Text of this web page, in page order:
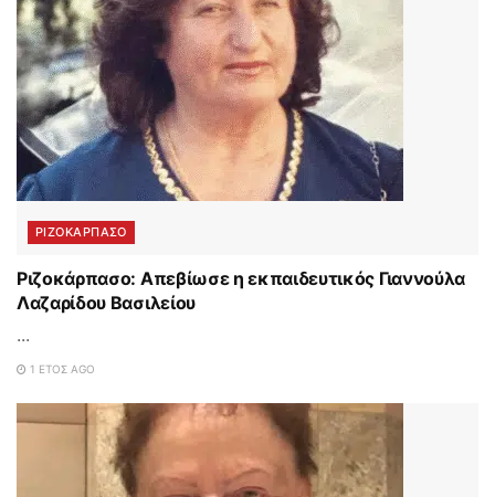
ΡΙΖΟΚΑΡΠΑΣΟ
Ριζοκάρπασο: Απεβίωσε η εκπαιδευτικός Γιαννούλα
Λαζαρίδου Βασιλείου
...
1 ΈΤΟΣ AGO